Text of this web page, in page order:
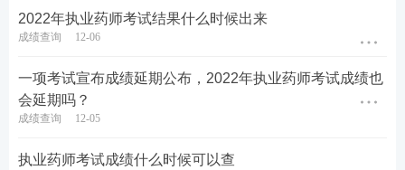
专业老师学，快速吃透考点，姜雅，刘恩钊，仇牧等7
位行业大咖主讲，助你轻松上岸。
推荐执业药师畅学班，性价比之选， 考试不过还可免
费重学1次
>>点此去了
2022年执业药师考试结果什么时候出来
成绩查询 12-06
一项考试宣布成绩延期公布，2022年执业药师考试成绩也
会延期吗？
成绩查询 12-05
执业药师考试成绩什么时候可以查